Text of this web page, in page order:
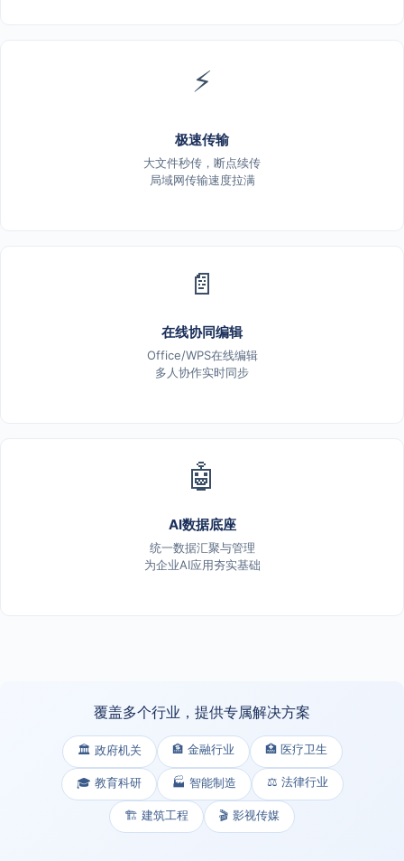
⚡
极速传输
大文件秒传，断点续传
局域网传输速度拉满
📄
在线协同编辑
Office/WPS在线编辑
多人协作实时同步
🤖
AI数据底座
统一数据汇聚与管理
为企业AI应用夯实基础
覆盖多个行业，提供专属解决方案
🏛️ 政府机关 🏦 金融行业 🏥 医疗卫生
🎓 教育科研 🏭 智能制造 ⚖️ 法律行业
🏗️ 建筑工程 🎬 影视传媒